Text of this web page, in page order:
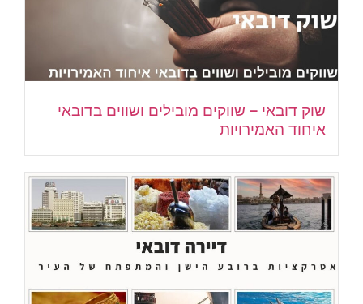
שוק דובאי – שווקים מובילים ושווים בדובאי
איחוד האמירויות